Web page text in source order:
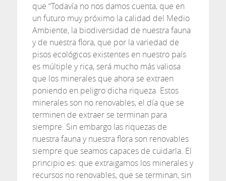
que “Todavía no nos damos cuenta, que en
un futuro muy próximo la calidad del Medio
Ambiente, la biodiversidad de nuestra fauna
y de nuestra flora, que por la variedad de
pisos ecológicos existentes en nuestro país
es múltiple y rica, será mucho más valiosa
que los minerales que ahora se extraen
poniendo en peligro dicha riqueza. Estos
minerales son no renovables, el día que se
terminen de extraer se terminan para
siempre. Sin embargo las riquezas de
nuestra fauna y nuestra flora son renovables
siempre que seamos capaces de cuidarla. El
principio es: que extraigamos los minerales y
recursos no renovables, que se terminan, sin